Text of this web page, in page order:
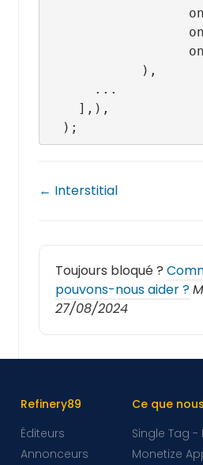
← Interstitial
Toujours bloqué ?
pouvons-nous aider ?
27/08/2024
Refinery89
Éditeurs
Annonceurs
Ce que
Single Tag
Monetize